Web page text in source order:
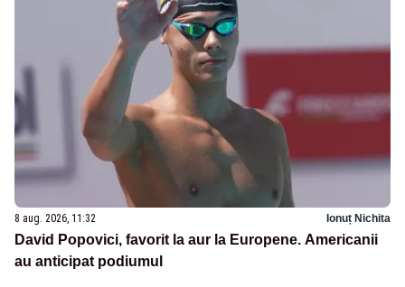
8 aug. 2026, 11:32 Ionuț Nichita
David Popovici, favorit la aur la Europene. Americanii
au anticipat podiumul